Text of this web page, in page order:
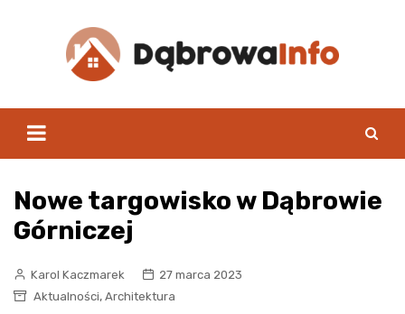
Nowe targowisko w Dąbrowie
Górniczej
Karol Kaczmarek
27 marca 2023
Aktualności, Architektura